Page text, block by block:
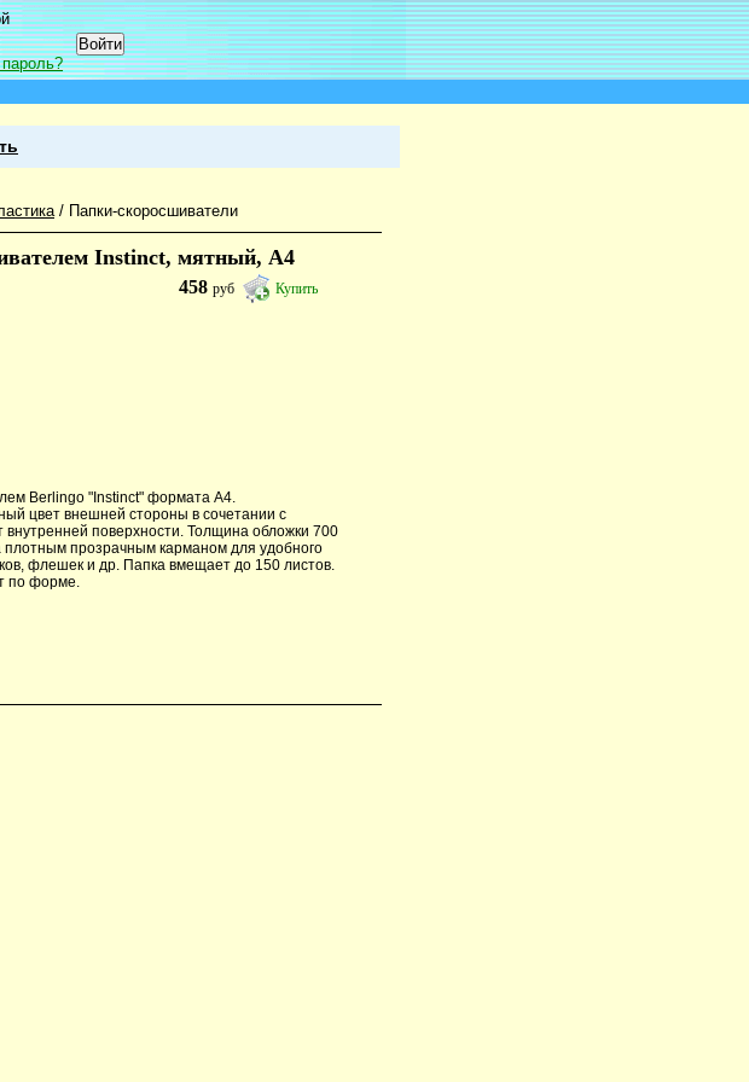
/ Папки-скоросшиватели
Instinct, мятный, А4
458руб Купить
Berlingo "Instinct" формата А4.
цвет внешней стороны в сочетании с
поверхности. Толщина обложки 700
прозрачным карманом для удобного
флешек и др. Папка вмещает до 150 листов.
по форме.